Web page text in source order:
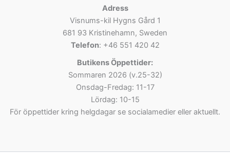
Adress
Visnums-kil Hygns Gård 1
681 93 Kristinehamn, Sweden
Telefon: +46 551 420 42
Butikens Öppettider:
Sommaren 2026 (v.25-32)
Onsdag-Fredag: 11-17
Lördag: 10-15
För öppettider kring helgdagar se socialamedier eller aktuellt.